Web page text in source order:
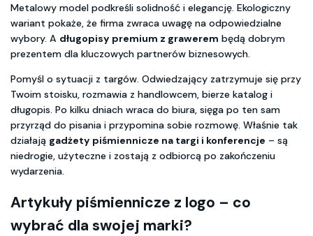
Metalowy model podkreśli solidność i elegancję. Ekologiczny
wariant pokaże, że firma zwraca uwagę na odpowiedzialne
wybory. A długopisy premium z grawerem będą dobrym
prezentem dla kluczowych partnerów biznesowych.
Pomyśl o sytuacji z targów. Odwiedzający zatrzymuje się przy
Twoim stoisku, rozmawia z handlowcem, bierze katalog i
długopis. Po kilku dniach wraca do biura, sięga po ten sam
przyrząd do pisania i przypomina sobie rozmowę. Właśnie tak
działają gadżety piśmiennicze na targi i konferencje – są
niedrogie, użyteczne i zostają z odbiorcą po zakończeniu
wydarzenia.
Artykuły piśmiennicze z logo – co
wybrać dla swojej marki?